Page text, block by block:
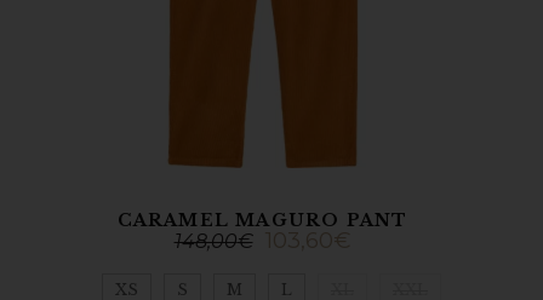
CARAMEL MAGURO PANT
148,00€ 103,60€
XS S M L